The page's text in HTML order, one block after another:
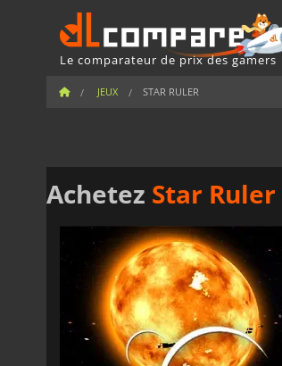
Le comparateur de prix des gamers
JEUX STAR RULER
Achetez Star Ruler